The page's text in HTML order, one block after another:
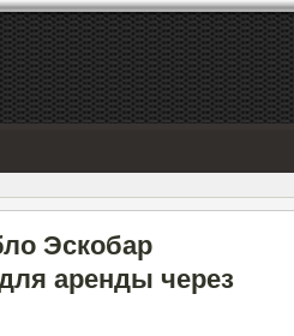
Эскобар
аренды через